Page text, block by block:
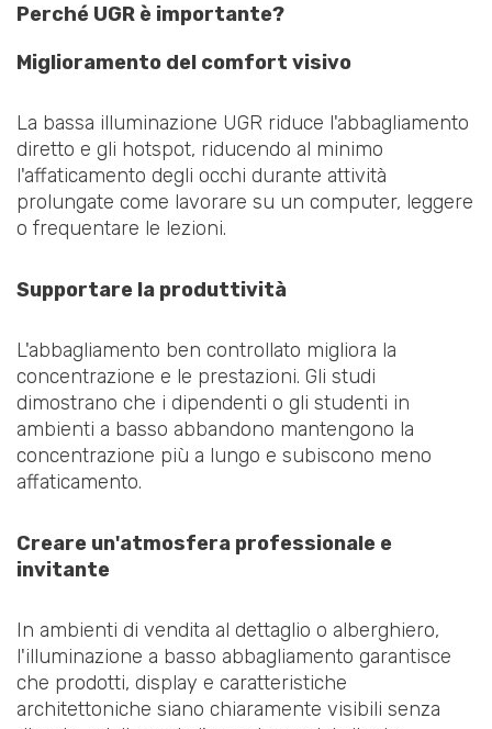
Perché UGR è importante?
Miglioramento del comfort visivo
La bassa illuminazione UGR riduce l'abbagliamento
diretto e gli hotspot, riducendo al minimo
l'affaticamento degli occhi durante attività
prolungate come lavorare su un computer, leggere
o frequentare le lezioni.
Supportare la produttività
L'abbagliamento ben controllato migliora la
concentrazione e le prestazioni. Gli studi
dimostrano che i dipendenti o gli studenti in
ambienti a basso abbandono mantengono la
concentrazione più a lungo e subiscono meno
affaticamento.
Creare un'atmosfera professionale e
invitante
In ambienti di vendita al dettaglio o alberghiero,
l'illuminazione a basso abbagliamento garantisce
che prodotti, display e caratteristiche
architettoniche siano chiaramente visibili senza